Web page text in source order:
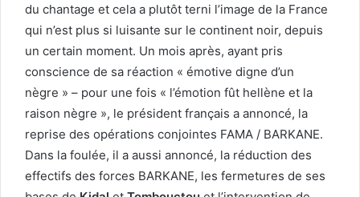
du chantage et cela a plutôt terni l’image de la France
qui n’est plus si luisante sur le continent noir, depuis
un certain moment. Un mois après, ayant pris
conscience de sa réaction « émotive digne d’un
nègre » – pour une fois « l’émotion fût hellène et la
raison nègre », le président français a annoncé, la
reprise des opérations conjointes FAMA / BARKANE.
Dans la foulée, il a aussi annoncé, la réduction des
effectifs des forces BARKANE, les fermetures de ses